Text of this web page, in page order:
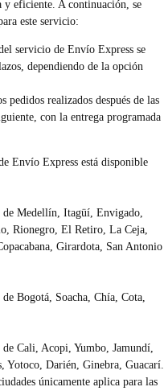
y eficiente. A continuación, se
este servicio:
servicio de Envío Express se
dependiendo de la opción
realizados después de las
con la entrega programada
Envío Express está disponible
Medellín, Itagüí, Envigado,
Rionegro, El Retiro, La Ceja,
Girardota, San Antonio
Bogotá, Soacha, Chía, Cota,
Cali, Acopi, Yumbo, Jamundí,
Darién, Ginebra, Guacarí.
únicamente aplica para las